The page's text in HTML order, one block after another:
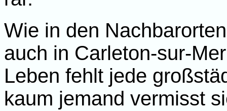
Wie in den
auch in Carleton-sur-
Leben fehlt jede
kaum jemand vermisst